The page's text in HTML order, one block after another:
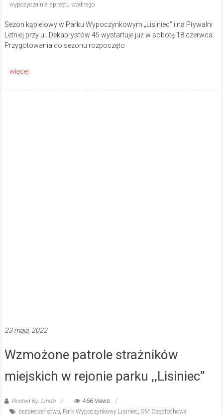
wypożyczalnia sprzętu wodnego
Sezon kąpielowy w Parku Wypoczynkowym „Lisiniec” i na Pływalni
Letniej przy ul. Dekabrystów 45 wystartuje już w sobotę 18 czerwca.
Przygotowania do sezonu rozpoczęto
Już w sobotę w Parku
Wypoczynkowym „Lisiniec” odbędzie
się piknik żeglarski